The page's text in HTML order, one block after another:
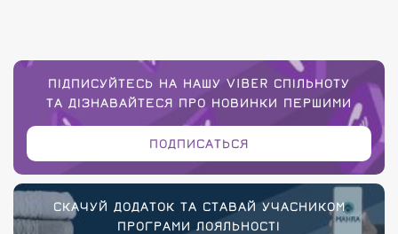
ПІДПИСУЙТЕСЬ НА НАШУ VIBER СПІЛЬНОТУ
ТА ДІЗНАВАЙТЕСЯ ПРО НОВИНКИ ПЕРШИМИ
ПОДПИСАТЬСЯ
СКАЧУЙ ДОДАТОК ТА СТАВАЙ УЧАСНИКОМ
ПРОГРАМИ ЛОЯЛЬНОСТІ